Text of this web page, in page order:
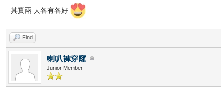
其實兩 人各有各好
Find
喇叭褲穿窿
Junior Member